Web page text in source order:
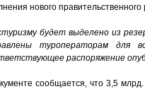
нового
будет выделено из
туроператорам для
распоряжение
сообщается, что 3,5